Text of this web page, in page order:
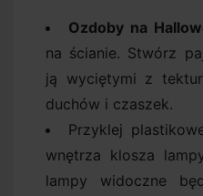
Ozdoby na
na ścianie. Stwórz
ją wyciętymi z
duchów i czaszek.
Przyklej
wnętrza klosza
lampy widoczne